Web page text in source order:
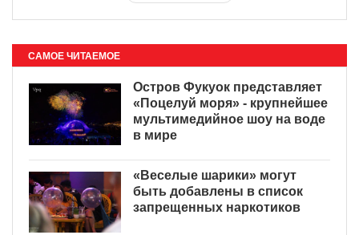
САМОЕ ЧИТАЕМОЕ
Остров Фукуок представляет
«Поцелуй моря» - крупнейшее
мультимедийное шоу на воде
в мире
«Веселые шарики» могут
быть добавлены в список
запрещенных наркотиков